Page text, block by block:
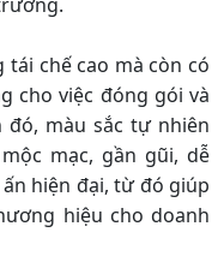
chế cao mà còn có
cho việc đóng gói và
đó, màu sắc tự nhiên
mạc, gần gũi, dễ
hiện đại, từ đó giúp
hiệu cho doanh